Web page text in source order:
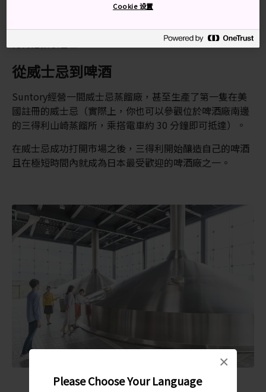
Please Choose Your Language
×
乘搭 JR 京都線前往長岡京站，然後轉搭前往
啤酒廠的接駁巴士。或乘搭阪急京都線至西山天王山站，
從威士忌到啤酒
Suntory經營一間威士忌蒸餾廠，甚至生產了第一隻在美
國註冊的威士忌（實際上，你也可以參觀位於啤酒廠南邊
的三得利山崎蒸餾所，乘搭電車約 30 分鐘即可抵達）。
在威士忌成功打開市場之後，三得利開始釀造自己的啤酒
且在極短時間內就成為日本最受歡迎的啤酒廠之一。
Cookie 设置